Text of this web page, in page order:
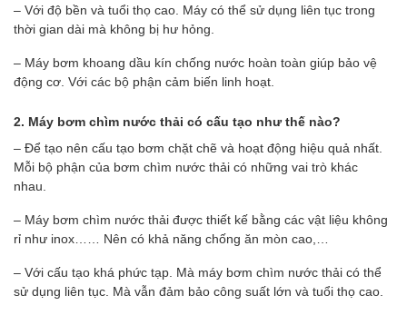
– Với độ bền và tuổi thọ cao. Máy có thể sử dụng liên tục trong
thời gian dài mà không bị hư hỏng.
– Máy bơm khoang dầu kín chống nước hoàn toàn giúp bảo vệ
động cơ. Với các bộ phận cảm biến linh hoạt.
2. Máy bơm chìm nước thải có cấu tạo như thế nào?
– Để tạo nên cấu tạo bơm chặt chẽ và hoạt động hiệu quả nhất.
Mỗi bộ phận của bơm chìm nước thải có những vai trò khác
nhau.
– Máy bơm chìm nước thải được thiết kế bằng các vật liệu không
rỉ như inox…… Nên có khả năng chống ăn mòn cao,…
– Với cấu tạo khá phức tạp. Mà máy bơm chìm nước thải có thể
sử dụng liên tục. Mà vẫn đảm bảo công suất lớn và tuổi thọ cao.